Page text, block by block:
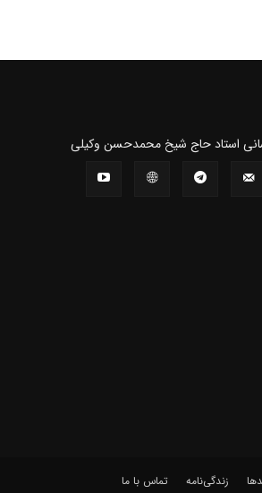
استاد حاج شیخ محمدحسن وکیلی
زندگی‌نامه تماس با ما